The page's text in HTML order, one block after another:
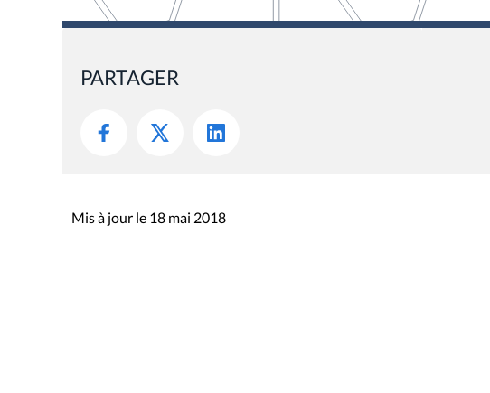
PARTAGER
Mis à jour le 18 mai 2018